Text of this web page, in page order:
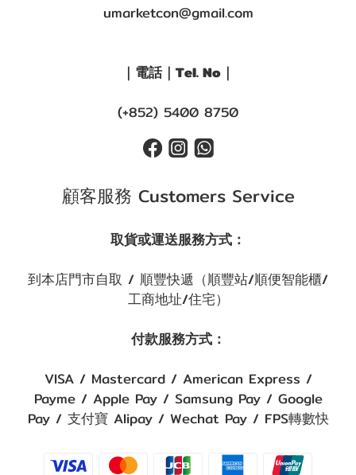
umarketcon@gmail.com
｜電話｜Tel. No｜
(+852) 5400 8750
顧客服務 Customers Service
取貨或運送服務方式：
到本店門市自取 / 順豐快遞（順豐站/順便智能櫃/
工商地址/住宅）
付款服務方式：
VISA / Mastercard / American Express /
Payme / Apple Pay / Samsung Pay / Google
Pay / 支付寶 Alipay / Wechat Pay / FPS轉數快